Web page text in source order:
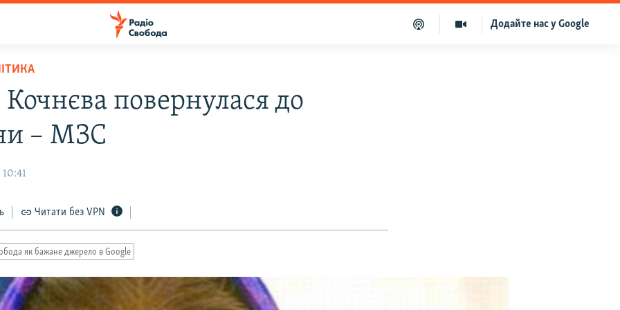
Додайте нас у Google
повернулася до
– МЗС
Читати без VPN
як бажане джерело в Google